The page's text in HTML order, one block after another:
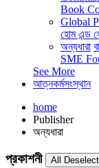
Book
Global
হোম এন্ড
অন্যধারা
SME
See More
আত্নকর্মসংস্থান
home
Publisher
অন্যধারা
প্রকাশনী